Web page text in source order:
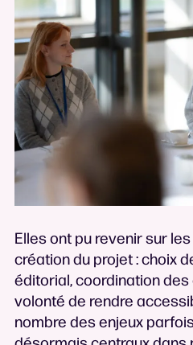
Elles ont pu revenir sur
création du projet : choix
éditorial, coordination
volonté de rendre
nombre des enjeux